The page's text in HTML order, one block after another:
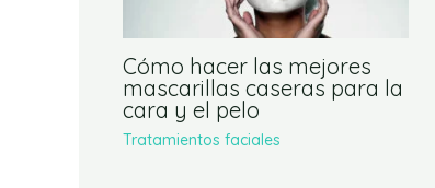
Cómo hacer las mejores
mascarillas caseras para la
cara y el pelo
Tratamientos faciales